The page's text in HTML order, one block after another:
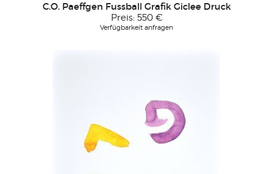
C.O. Paeffgen Fussball Grafik Giclee Druck
Preis: 550 €
Verfügbarkeit anfragen